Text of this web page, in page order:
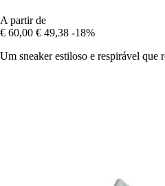
A partir de
€ 60,00 € 49,38 -18%
Um sneaker estiloso e respirável que